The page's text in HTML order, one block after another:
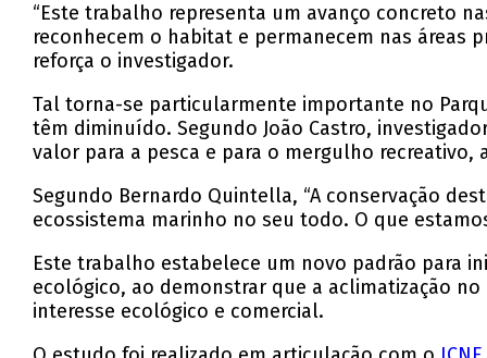
“Este trabalho representa um avanço concreto
reconhecem o habitat e permanecem nas áreas
reforça o investigador.
Tal torna-se particularmente importante no
têm diminuído. Segundo João Castro,
valor para a pesca e para o mergulho
Segundo Bernardo Quintella, “A conservação
ecossistema marinho no seu todo. O que
Este trabalho estabelece um novo padrão para
ecológico, ao demonstrar que a aclimatização
interesse ecológico e comercial.